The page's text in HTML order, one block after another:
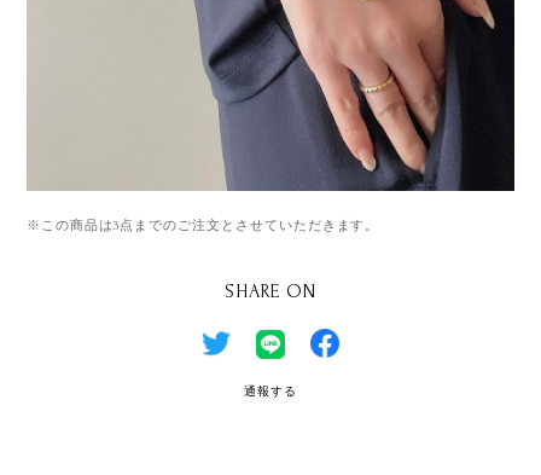
※この商品は3点までのご注文とさせていただきます。
SHARE ON
通報する